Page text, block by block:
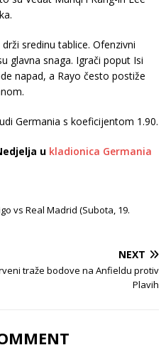
sredinu tablice. Ofenzivni
glavna snaga. Igrači poput Isi
napad, a Rayo često postiže
Germania s koeficijentom 1.90.
u kladionica Germania
vs Real Madrid (Subota, 19.
NEXT
traže bodove na Anfieldu protiv
Plavih